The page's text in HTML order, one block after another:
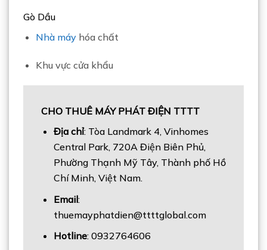
Gò Dầu
Nhà máyhóa chất
Khu vực cửa khẩu
CHO THUÊ MÁY PHÁT ĐIỆN TTTT
Địa chỉ: Tòa Landmark 4, Vinhomes
Central Park, 720A Điện Biên Phủ,
Phường Thạnh Mỹ Tây, Thành phố Hồ
Chí Minh, Việt Nam.
Email:
thuemayphatdien@ttttglobal.com
Hotline: 0932764606